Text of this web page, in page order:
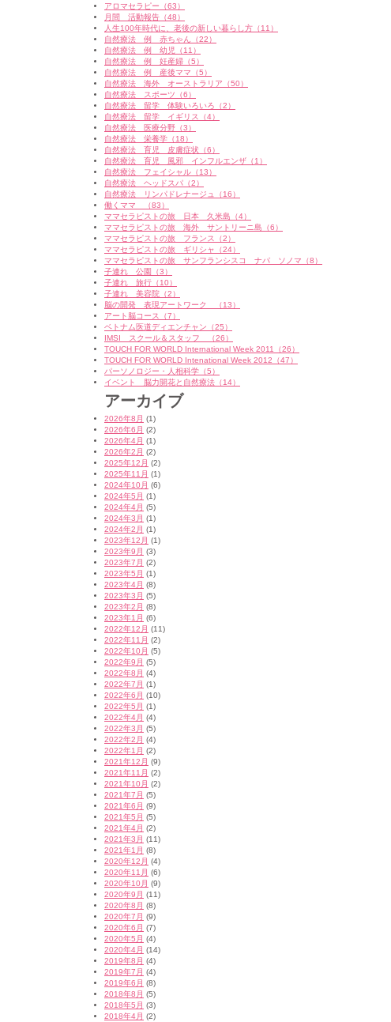
アロマセラピー（63）
月間 活動報告（48）
人生100年時代に、老後の新しい暮らし方（11）
自然療法 例 赤ちゃん（22）
自然療法 例 幼児（11）
自然療法 例 妊産婦（5）
自然療法 例 産後ママ（5）
自然療法 海外 オーストラリア（50）
自然療法 スポーツ（6）
自然療法 留学 体験いろいろ（2）
自然療法 留学 イギリス（4）
自然療法 医療分野（3）
自然療法 栄養学（18）
自然療法 育児 皮膚症状（6）
自然療法 育児 風邪 インフルエンザ（1）
自然療法 フェイシャル（13）
自然療法 ヘッドスパ（2）
自然療法 リンパドレナージュ（16）
働くママ （83）
ママセラピストの旅 日本 久米島（4）
ママセラピストの旅 海外 サントリーニ島（6）
ママセラピストの旅 フランス（2）
ママセラピストの旅 ギリシャ（24）
ママセラピストの旅 サンフランシスコ ナパ ソノマ（8）
子連れ 公園（3）
子連れ 旅行（10）
子連れ 美容院（2）
脳の開発 表現アートワーク （13）
アート脳コース（7）
ベトナム医道ディエンチャン（25）
IMSI スクール＆スタッフ （26）
TOUCH FOR WORLD International Week 2011（26）
TOUCH FOR WORLD Intenational Week 2012（47）
パーソノロジー・人相科学（5）
イベント 脳力開花と自然療法（14）
アーカイブ
2026年8月 (1)
2026年6月 (2)
2026年4月 (1)
2026年2月 (2)
2025年12月 (2)
2025年11月 (1)
2024年10月 (6)
2024年5月 (1)
2024年4月 (5)
2024年3月 (1)
2024年2月 (1)
2023年12月 (1)
2023年9月 (3)
2023年7月 (2)
2023年5月 (1)
2023年4月 (8)
2023年3月 (5)
2023年2月 (8)
2023年1月 (6)
2022年12月 (11)
2022年11月 (2)
2022年10月 (5)
2022年9月 (5)
2022年8月 (4)
2022年7月 (1)
2022年6月 (10)
2022年5月 (1)
2022年4月 (4)
2022年3月 (5)
2022年2月 (4)
2022年1月 (2)
2021年12月 (9)
2021年11月 (2)
2021年10月 (2)
2021年7月 (5)
2021年6月 (9)
2021年5月 (5)
2021年4月 (2)
2021年3月 (11)
2021年1月 (8)
2020年12月 (4)
2020年11月 (6)
2020年10月 (9)
2020年9月 (11)
2020年8月 (8)
2020年7月 (9)
2020年6月 (7)
2020年5月 (4)
2020年4月 (14)
2019年8月 (4)
2019年7月 (4)
2019年6月 (8)
2018年8月 (5)
2018年5月 (3)
2018年4月 (2)